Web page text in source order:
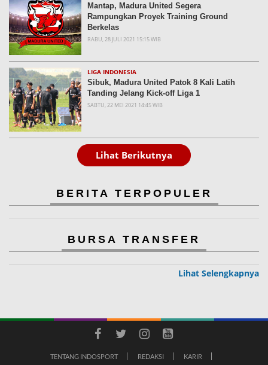
Mantap, Madura United Segera
Rampungkan Proyek Training Ground
Berkelas
RABU, 28 JULI 2021 15:15 WIB
LIGA INDONESIA
Sibuk, Madura United Patok 8 Kali Latih
Tanding Jelang Kick-off Liga 1
SABTU, 22 MEI 2021 14:45 WIB
Lihat Berikutnya
BERITA TERPOPULER
BURSA TRANSFER
Lihat Selengkapnya
TENTANG INDOSPORT REDAKSI KARIR